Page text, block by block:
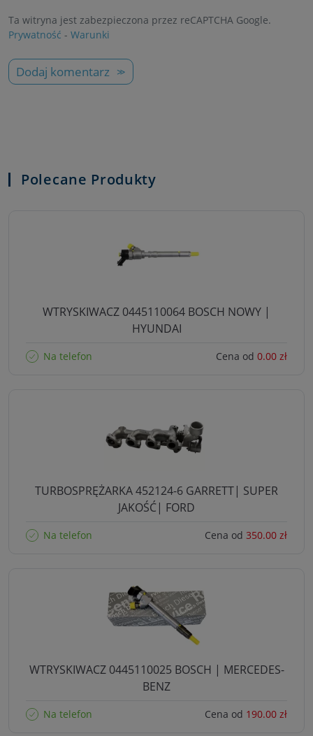
Ta witryna jest zabezpieczona przez reCAPTCHA Google.
Prywatność - Warunki
Dodaj komentarz
Polecane Produkty
WTRYSKIWACZ 0445110064 BOSCH NOWY |
HYUNDAI
Na telefon Cena od 0.00 zł
TURBOSPRĘŻARKA 452124-6 GARRETT| SUPER
JAKOŚĆ| FORD
Na telefon Cena od 350.00 zł
WTRYSKIWACZ 0445110025 BOSCH | MERCEDES-
BENZ
Na telefon Cena od 190.00 zł